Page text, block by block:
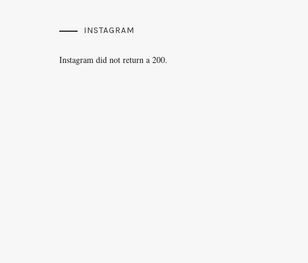
INSTAGRAM
Instagram did not return a 200.